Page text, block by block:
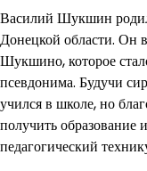
Василий Шукшин
Донецкой области. Он
Шукшино, которое
псевдонима. Будучи
учился в школе, но
получить
педагогический